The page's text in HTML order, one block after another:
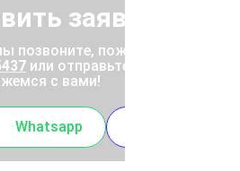
заявку
позвоните, пожалуйста, по
или отправьте заявку, и мы
с вами!
Whatsapp